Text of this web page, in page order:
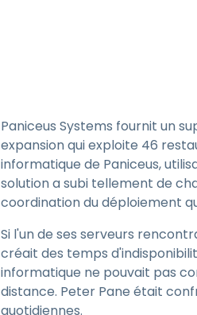
Paniceus Systems fournit un
expansion qui exploite 46
informatique de Paniceus,
solution a subi tellement de
coordination du déploiement
Si l'un de ses serveurs
créait des temps
informatique ne pouvait pas
distance. Peter Pane était
quotidiennes.